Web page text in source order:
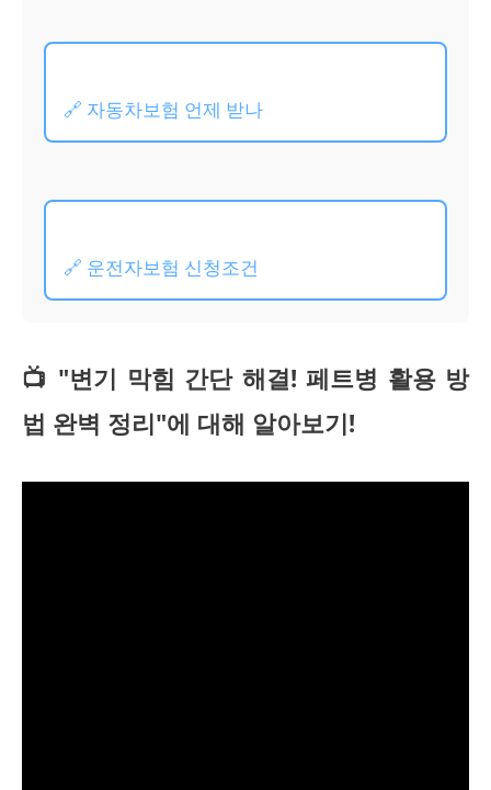
🔗 자동차보험 언제 받나
🔗 운전자보험 신청조건
📺 "변기 막힘 간단 해결! 페트병 활용 방
법 완벽 정리"에 대해 알아보기!